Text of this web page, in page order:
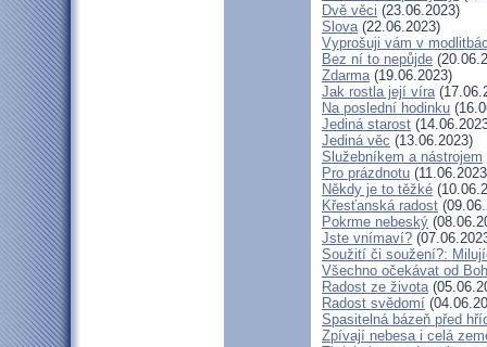
Dvě věci (23.06.2023)
Slova(22.06.2023)
Vyprošuji vám v
Bez ní to nepůjde
Zdarma(19.06.2023)
Jak rostla její víra
Na poslední hodinku
Jediná starost
Jediná věc (13.06.2023)
Služebníkem a nástrojem
Pro prázdnotu
Někdy je to těžké
Křesťanská radost
Pokrme nebeský
Jste vnímaví?
Soužití či soužení?:
Všechno očekávat od
Radost ze života
Radost svědomí
Spasitelná bázeň před
Zpívají nebesa i celá